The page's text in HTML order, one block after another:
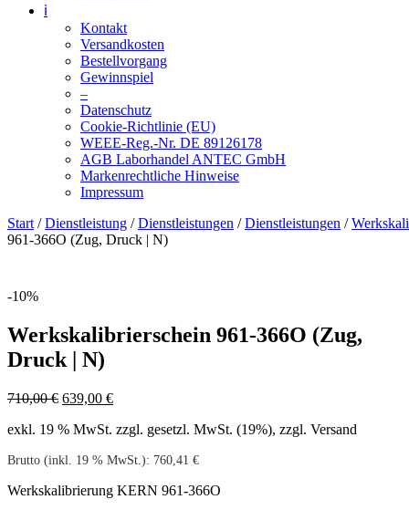
ℹ️
Kontakt
Versandkosten
Bestellvorgang
Gewinnspiel
–
Datenschutz
Cookie-Richtlinie (EU)
WEEE-Reg.-Nr. DE 89126178
AGB Laborhandel ANTEC GmbH
Markenrechtliche Hinweise
Impressum
Start /Dienstleistung /Dienstleistungen /Dienstleistungen /
961-366O (Zug, Druck | N)
-10%
Werkskalibrierschein 961-366O (Zug,
Druck | N)
710,00€ Ursprünglicher
war:
639,00 €Aktueller
ist:
exkl. 19 % MwSt. zzgl. gesetzl. MwSt. (19%), zzgl. Versand
Brutto (inkl. 19 % MwSt.): 760,41 €
Werkskalibrierung KERN 961-366O